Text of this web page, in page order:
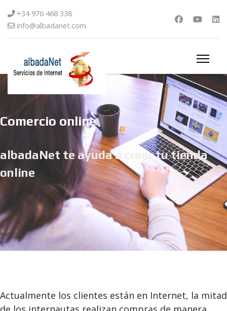
+34 976 468 338
info@albadanet.com
Comercio online
albadaNet te ayuda a crear tu tienda
online
Actualmente los clientes están en Internet, la mitad